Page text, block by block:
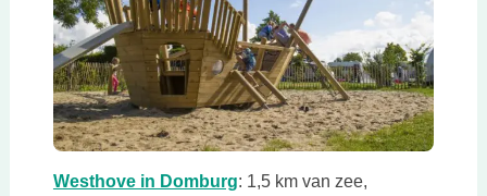
Westhove in DomburgDeze link opent in een nieuwe
: 1,5 km van zee,